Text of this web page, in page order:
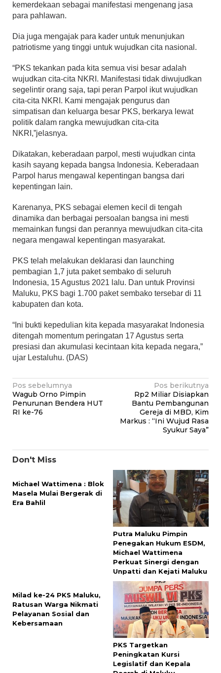
kemerdekaan sebagai manifestasi mengenang jasa
para pahlawan.
Dia juga mengajak para kader untuk menunjukan
patriotisme yang tinggi untuk wujudkan cita nasional.
“PKS tekankan pada kita semua visi besar adalah
wujudkan cita-cita NKRI. Manifestasi tidak diwujudkan
segelintir orang saja, tapi peran Parpol ikut wujudkan
cita-cita NKRI. Kami mengajak pengurus dan
simpatisan dan keluarga besar PKS, berkarya lewat
politik dalam rangka mewujudkan cita-cita
NKRI,”jelasnya.
Dikatakan, keberadaan parpol, mesti wujudkan cinta
kasih sayang kepada bangsa Indonesia. Keberadaan
Parpol harus mengawal kepentingan bangsa dari
kepentingan lain.
Karenanya, PKS sebagai elemen kecil di tengah
dinamika dan berbagai persoalan bangsa ini mesti
memainkan fungsi dan perannya mewujudkan cita-cita
negara mengawal kepentingan masyarakat.
PKS telah melakukan deklarasi dan launching
pembagian 1,7 juta paket sembako di seluruh
Indonesia, 15 Agustus 2021 lalu. Dan untuk Provinsi
Maluku, PKS bagi 1.700 paket sembako tersebar di 11
kabupaten dan kota.
“Ini bukti kepedulian kita kepada masyarakat Indonesia
ditengah momentum peringatan 17 Agustus serta
presiasi dan akumulasi kecintaan kita kepada negara,”
ujar Lestaluhu. (DAS)
Navigasi
pos
Pos sebelumnya
Wagub Orno Pimpin
Penurunan Bendera HUT
RI ke-76
Pos berikutnya
Rp2 Miliar Disiapkan
Bantu Pembangunan
Gereja di MBD, Kim
Markus : “Ini Wujud Rasa
Syukur Saya”
Don't Miss
Michael Wattimena : Blok
Masela Mulai Bergerak di
Era Bahlil
Putra Maluku Pimpin
Penegakan Hukum ESDM,
Michael Wattimena
Perkuat Sinergi dengan
Unpatti dan Kejati Maluku
Milad ke-24 PKS Maluku,
Ratusan Warga Nikmati
Pelayanan Sosial dan
Kebersamaan
PKS Targetkan
Peningkatan Kursi
Legislatif dan Kepala